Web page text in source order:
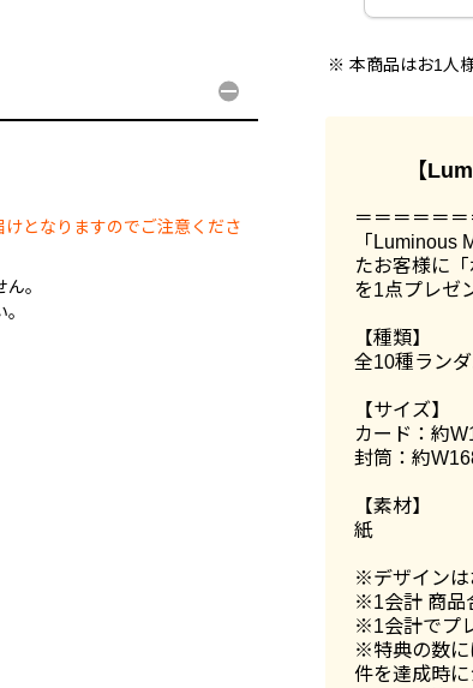
本商品はお1人
【
＝＝＝＝＝
「Luminous
たお客様に
を1点プレゼ
【種類】
全10種ラン
【サイズ】
カード：約
封筒：約
【素材】
紙
※デザインは
※1会計 商品
※1会計でプ
※特典の数に
件を達成時に
となりますのでご注意くださ
。